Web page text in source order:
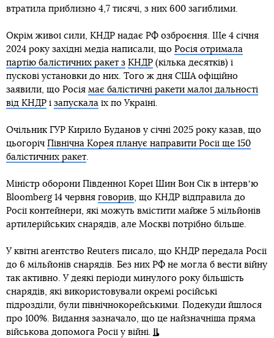
втратила приблизно 4,7 тисячі, з них 600 загиблими.
Окрім живої сили, КНДР надає РФ озброєння. Ще 4 січня
2024 року західні медіа написали, що Росія отримала
партію балістичних ракет з КНДР (кілька десятків) і
пускові установки до них. Того ж дня США офіційно
заявили, що Росія має балістичні ракети малої дальності
від КНДР і запускала їх по Україні.
Очільник ГУР Кирило Буданов у січні 2025 року казав, що
цьогоріч Північна Корея планує направити Росії ще 150
балістичних ракет.
Міністр оборони Південної Кореї Шин Вон Сік в інтервʼю
Bloomberg 14 червня говорив, що КНДР відправила до
Росії контейнери, які можуть вмістити майже 5 мільйонів
артилерійських снарядів, але Москві потрібно більше.
У квітні агентство Reuters писало, що КНДР передала Росії
до 6 мільйонів снарядів. Без них РФ не могла б вести війну
так активно. У деякі періоди минулого року більшість
снарядів, які використовували окремі російські
підрозділи, були північнокорейськими. Подекуди йшлося
про 100%. Видання зазначало, що це найзначніша пряма
військова допомога Росії у війні.